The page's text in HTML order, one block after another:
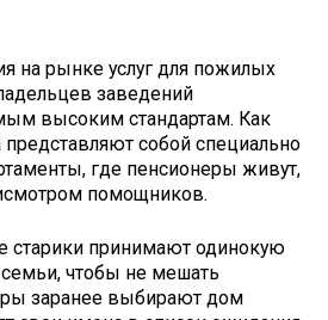
на рынке услуг для пожилых
заведений
высоким стандартам. Как
собой специально
где пенсионеры живут,
помощников.
старики принимают одинокую
семьи, чтобы не мешать
заранее выбирают дом